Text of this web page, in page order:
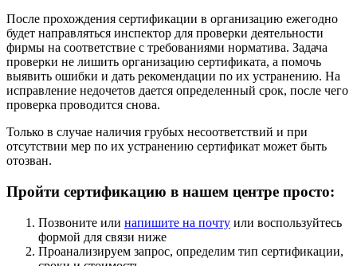
После прохождения сертификации в организацию ежегодно
будет направляться инспектор для проверки деятельности
фирмы на соответствие с требованиями норматива. Задача
проверки не лишить организацию сертификата, а помочь
выявить ошибки и дать рекомендации по их устранению. На
исправление недочетов дается определенный срок, после чего
проверка проводится снова.
Только в случае наличия грубых несоответствий и при
отсутствии мер по их устранению сертификат может быть
отозван.
Пройти сертификацию в нашем центре просто:
Позвоните или напишите на почту или воспользуйтесь
формой для связи ниже
Проанализируем запрос, определим тип сертификации,